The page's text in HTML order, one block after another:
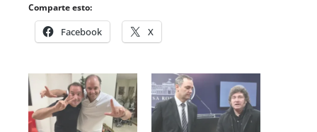
Comparte esto:
Facebook X